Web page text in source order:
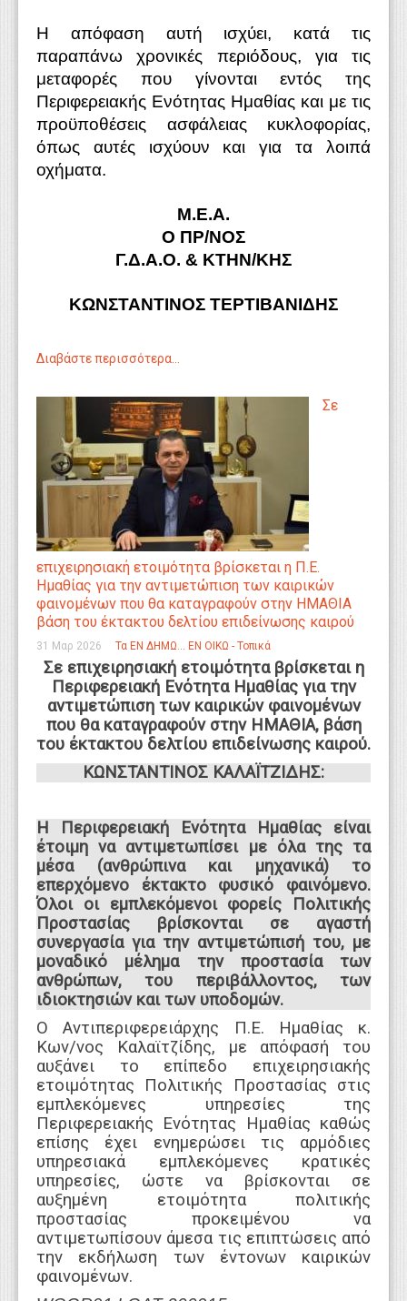
Η απόφαση αυτή ισχύει, κατά τις
παραπάνω χρονικές περιόδους, για τις
μεταφορές που γίνονται εντός της
Περιφερειακής Ενότητας Ημαθίας και με τις
προϋποθέσεις ασφάλειας κυκλοφορίας,
όπως αυτές ισχύουν και για τα λοιπά
οχήματα.
Μ.Ε.Α.
Ο ΠΡ/ΝΟΣ
Γ.Δ.Α.Ο. & ΚΤΗΝ/ΚΗΣ
ΚΩΝΣΤΑΝΤΙΝΟΣ ΤΕΡΤΙΒΑΝΙΔΗΣ
Διαβάστε περισσότερα...
Σε
επιχειρησιακή ετοιμότητα βρίσκεται η Π.Ε.
Ημαθίας για την αντιμετώπιση των καιρικών
φαινομένων που θα καταγραφούν στην ΗΜΑΘΙΑ
βάση του έκτακτου δελτίου επιδείνωσης καιρού
31 Μαρ 2026 Τα ΕΝ ΔΗΜΩ... ΕΝ ΟΙΚΩ - Τοπικά
Σε επιχειρησιακή ετοιμότητα βρίσκεται η
Περιφερειακή Ενότητα Ημαθίας για την
αντιμετώπιση των καιρικών φαινομένων
που θα καταγραφούν στην ΗΜΑΘΙΑ, βάση
του έκτακτου δελτίου επιδείνωσης καιρού.
ΚΩΝΣΤΑΝΤΙΝΟΣ ΚΑΛΑΪΤΖΙΔΗΣ:
Η Περιφερειακή Ενότητα Ημαθίας είναι
έτοιμη να αντιμετωπίσει με όλα της τα
μέσα (ανθρώπινα και μηχανικά) το
επερχόμενο έκτακτο φυσικό φαινόμενο.
Όλοι οι εμπλεκόμενοι φορείς Πολιτικής
Προστασίας βρίσκονται σε αγαστή
συνεργασία για την αντιμετώπισή του, με
μοναδικό μέλημα την προστασία των
ανθρώπων, του περιβάλλοντος, των
ιδιοκτησιών και των υποδομών.
Ο Αντιπεριφερειάρχης Π.Ε. Ημαθίας κ.
Κων/νος Καλαϊτζίδης, με απόφασή του
αυξάνει το επίπεδο επιχειρησιακής
ετοιμότητας Πολιτικής Προστασίας στις
εμπλεκόμενες υπηρεσίες της
Περιφερειακής Ενότητας Ημαθίας καθώς
επίσης έχει ενημερώσει τις αρμόδιες
υπηρεσιακά εμπλεκόμενες κρατικές
υπηρεσίες, ώστε να βρίσκονται σε
αυξημένη ετοιμότητα πολιτικής
προστασίας προκειμένου να
αντιμετωπίσουν άμεσα τις επιπτώσεις από
την εκδήλωση των έντονων καιρικών
φαινομένων.